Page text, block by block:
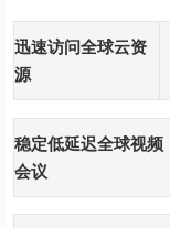
迅速访问全球云资
源
稳定低延迟全球视频
会议